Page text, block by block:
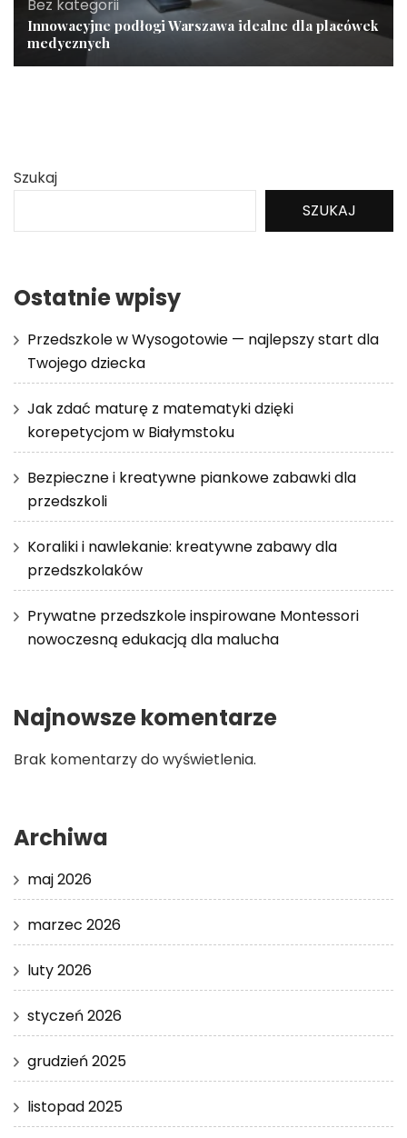
Bez kategorii
Innowacyjne podłogi Warszawa idealne dla placówek
medycznych
Szukaj
SZUKAJ
Ostatnie wpisy
Przedszkole w Wysogotowie — najlepszy start dla
Twojego dziecka
Jak zdać maturę z matematyki dzięki
korepetycjom w Białymstoku
Bezpieczne i kreatywne piankowe zabawki dla
przedszkoli
Koraliki i nawlekanie: kreatywne zabawy dla
przedszkolaków
Prywatne przedszkole inspirowane Montessori
nowoczesną edukacją dla malucha
Najnowsze komentarze
Brak komentarzy do wyświetlenia.
Archiwa
maj 2026
marzec 2026
luty 2026
styczeń 2026
grudzień 2025
listopad 2025